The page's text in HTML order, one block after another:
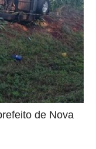
de Nova